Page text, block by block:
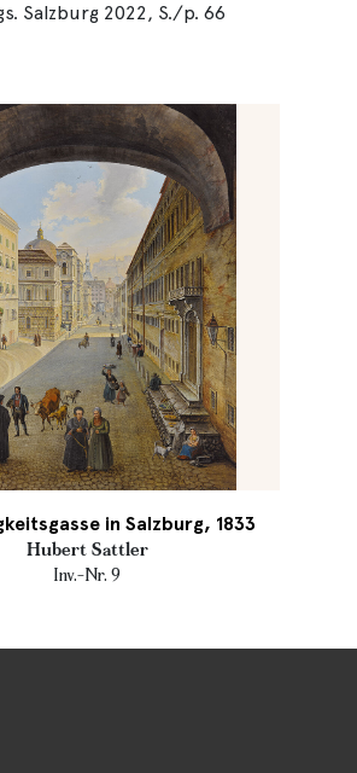
Salzburg 2022, S./p. 66
in Salzburg, 1833
Hubert Sattler
Inv.-Nr. 9